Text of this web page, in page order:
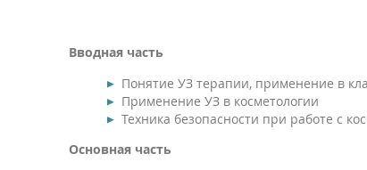
Вводная часть
Понятие УЗ терапии, применение в
Применение УЗ в косметологии
Техника безопасности при работе с
Основная часть